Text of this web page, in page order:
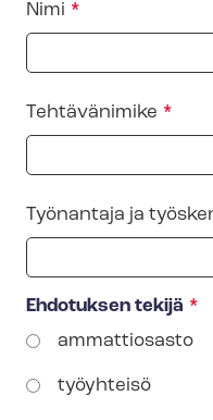
Nimi
Tehtävänimike
Työnantaja ja
Ehdotuksen tekijä
ammattiosasto
työyhteisö